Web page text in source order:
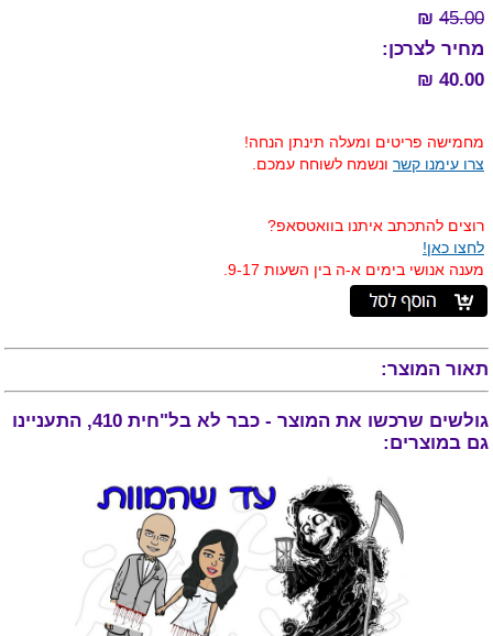
45.00
₪
מחיר לצרכן:
40.00 ₪
מחמישה פריטים ומעלה תינתן הנחה!
צרו עימנו קשר ונשמח לשוחח עמכם.
רוצים להתכתב איתנו בוואטסאפ?
לחצו כאן!
מענה אנושי בימים א-ה בין השעות 9-17.
תאור המוצר:
גולשים שרכשו את המוצר - כבר לא בל"חית 410, התעניינו
גם במוצרים: